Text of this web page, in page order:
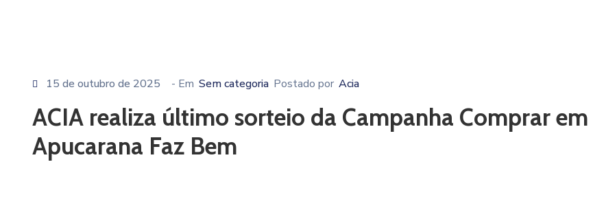
15 de outubro de 2025 - Em Sem categoria Postado por Acia
ACIA realiza último sorteio da Campanha Comprar em
Apucarana Faz Bem